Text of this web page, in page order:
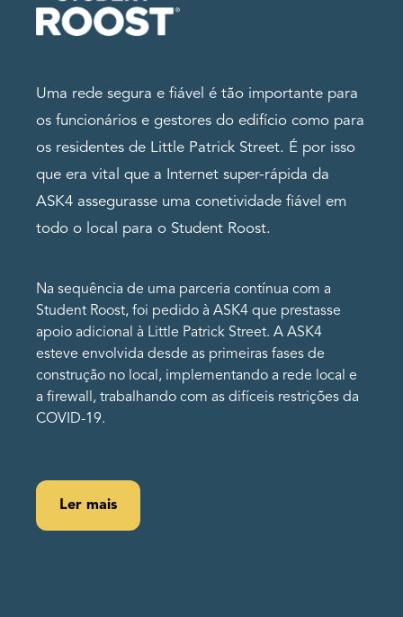
Uma rede segura e fiável é tão importante para
os funcionários e gestores do edifício como para
os residentes de Little Patrick Street. É por isso
que era vital que a Internet super-rápida da
ASK4 assegurasse uma conetividade fiável em
todo o local para o Student Roost.
Na sequência de uma parceria contínua com a
Student Roost, foi pedido à ASK4 que prestasse
apoio adicional à Little Patrick Street. A ASK4
esteve envolvida desde as primeiras fases de
construção no local, implementando a rede local e
a firewall, trabalhando com as difíceis restrições da
COVID-19.
Ler mais